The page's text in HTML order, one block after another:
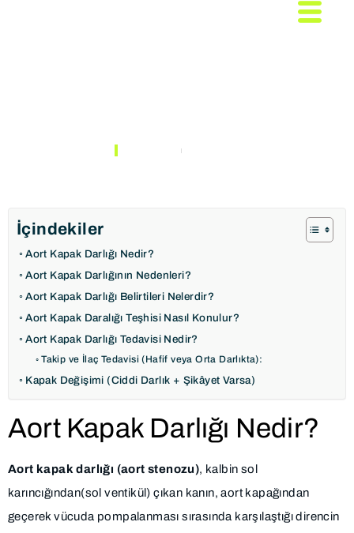
MAKALELER
İçindekiler
Aort Kapak Darlığı Nedir?
Aort Kapak Darlığının Nedenleri?
Aort Kapak Darlığı Belirtileri Nelerdir?
Aort Kapak Daralığı Teşhisi Nasıl Konulur?
Aort Kapak Darlığı Tedavisi Nedir?
Takip ve İlaç Tedavisi (Hafif veya Orta Darlıkta):
Kapak Değişimi (Ciddi Darlık + Şikâyet Varsa)
Aort Kapak Darlığı Nedir?
Aort kapak darlığı (aort stenozu), kalbin sol
karıncığından(sol ventikül) çıkan kanın, aort kapağından
geçerek vücuda pompalanması sırasında karşılaştığı direncin